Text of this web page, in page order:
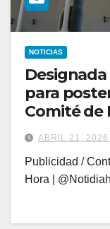
NOTICIAS
para
Comité de
Judiciales
ABRIL 21, 2026
Publicidad /
Hora |